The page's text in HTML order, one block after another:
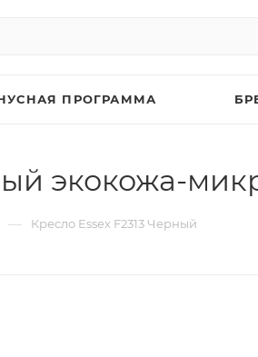
ПРОГРАММА
экокожа-
— Кресло Essex F2313 Черный